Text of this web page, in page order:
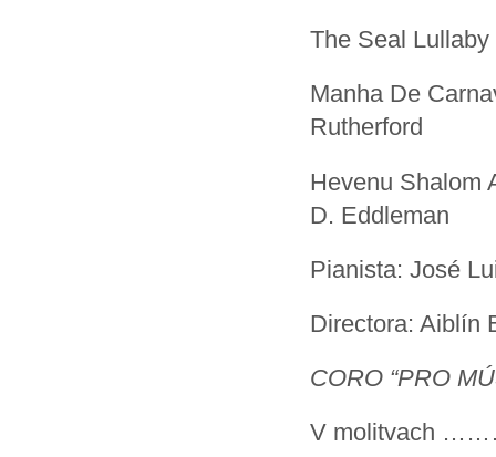
The Seal
Manha De
Rutherford
Hevenu
D. Eddleman
Pianista: José
Directora:
CORO “PRO
V molitvach